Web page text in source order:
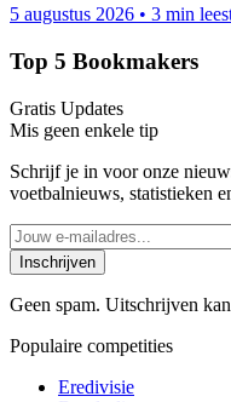
5 augustus 2026 • 3 min
Top 5 Bookmakers
Gratis Updates
Mis geen enkele tip
Schrijf je in voor onze
voetbalnieuws, statistieken
Inschrijven
Geen spam. Uitschrijven
Populaire competities
Eredivisie